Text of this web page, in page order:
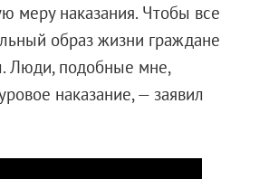
меру наказания. Чтобы все
образ жизни граждане
Люди, подобные мне,
наказание, — заявил